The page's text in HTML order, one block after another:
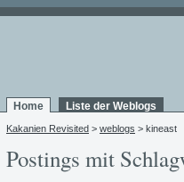
Home Liste der Weblogs
Kakanien Revisited > weblogs > kineast
Postings mit